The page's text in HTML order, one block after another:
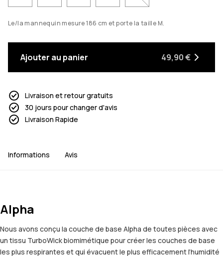
Le/la mannequin mesure 186 cm et porte la taille M.
Ajouter au panier 49,90 €
Livraison et retour gratuits
30 jours pour changer d'avis
Livraison Rapide
Informations Avis
Alpha
Nous avons conçu la couche de base Alpha de toutes pièces avec
un tissu TurboWick biomimétique pour créer les couches de base
les plus respirantes et qui évacuent le plus efficacement l’humidité